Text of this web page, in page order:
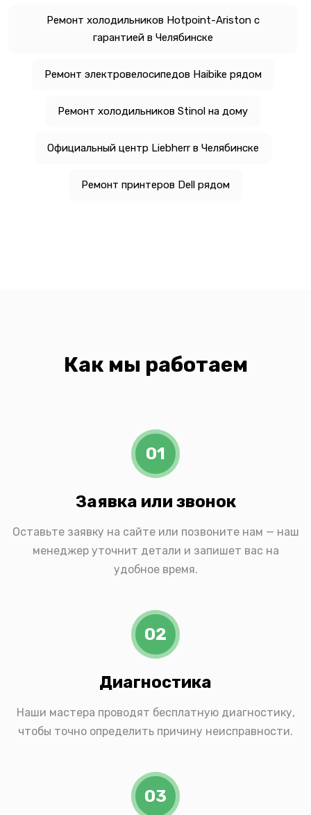
Ремонт холодильников Hotpoint-Ariston с
гарантией в Челябинске
Ремонт электровелосипедов Haibike рядом
Ремонт холодильников Stinol на дому
Официальный центр Liebherr в Челябинске
Ремонт принтеров Dell рядом
Как мы работаем
01
Заявка или звонок
Оставьте заявку на сайте или позвоните нам — наш
менеджер уточнит детали и запишет вас на
удобное время.
02
Диагностика
Наши мастера проводят бесплатную диагностику,
чтобы точно определить причину неисправности.
03